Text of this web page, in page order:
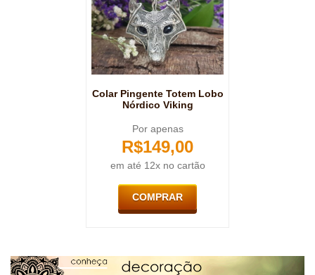
Colar Pingente Totem Lobo
Nórdico Viking
Por apenas
R$149,00
em até 12x no cartão
COMPRAR